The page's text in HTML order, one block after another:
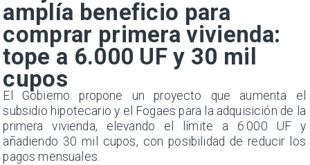
amplía beneficio para
comprar primera vivienda:
tope a 6.000 UF y 30 mil
cupos
El Gobierno propone un proyecto que aumenta el
subsidio hipotecario y el Fogaes para la adquisición de la
primera vivienda, elevando el límite a 6.000 UF y
añadiendo 30 mil cupos, con posibilidad de reducir los
pagos mensuales.